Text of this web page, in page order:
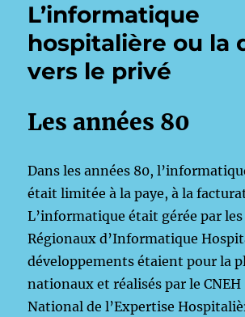
L’informatique
hospitalière ou la
vers le privé
Les années 80
Dans les années 80,
était limitée à la paye, à la
L’informatique était gérée par les
Régionaux d’Informatique
développements étaient pour la
nationaux et réalisés par le CNEH
National de l’Expertise